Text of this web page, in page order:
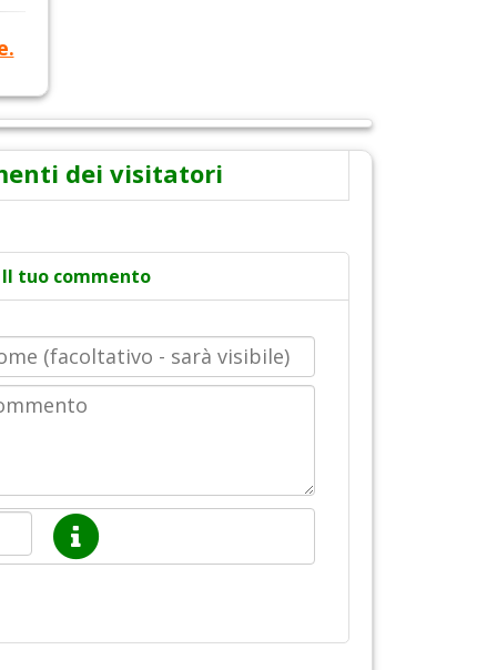
dei visitatori
Il tuo commento